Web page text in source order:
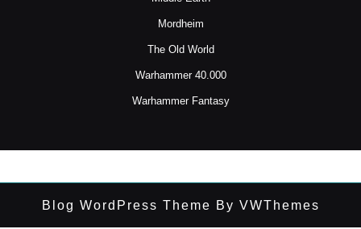
Mordheim
The Old World
Warhammer 40.000
Warhammer Fantasy
Blog WordPress Theme By VWThemes